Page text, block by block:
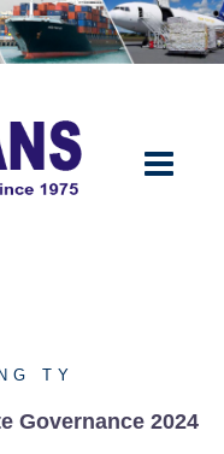
TY
Governance 2024